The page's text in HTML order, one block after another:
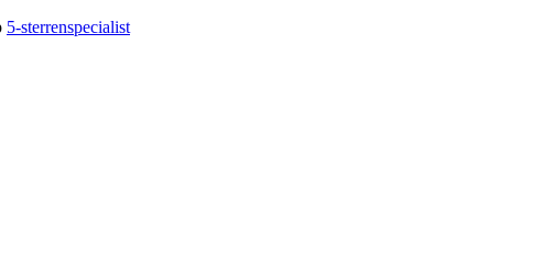
5-sterrenspecialist